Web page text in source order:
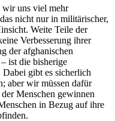
wir uns viel mehr
nicht nur in militärischer,
Weite Teile der
Verbesserung ihrer
der afghanischen
ist die bisherige
gibt es sicherlich
aber wir müssen dafür
Menschen gewinnen
in Bezug auf ihre